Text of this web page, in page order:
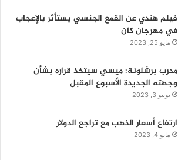
فيلم هندي عن القمع الجنسي يستأثر بالإعجاب
في مهرجان كان
مايو 25, 2023
مدرب برشلونة: ميسي سيتخذ قراره بشأن
وجهته الجديدة الأسبوع المقبل
يونيو 3, 2023
ارتفاع أسعار الذهب مع تراجع الدولار
مايو 4, 2023